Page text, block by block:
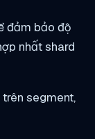
đảm bảo độ
nhất shard
segment,